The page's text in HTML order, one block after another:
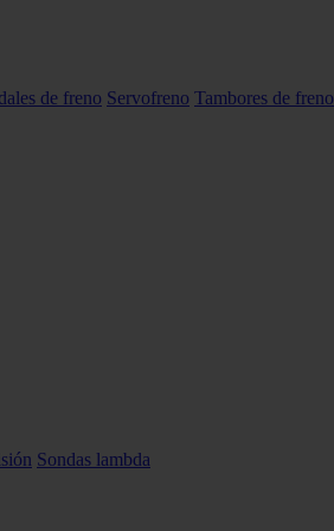
de freno Servofreno Tambores de freno
Sondas lambda